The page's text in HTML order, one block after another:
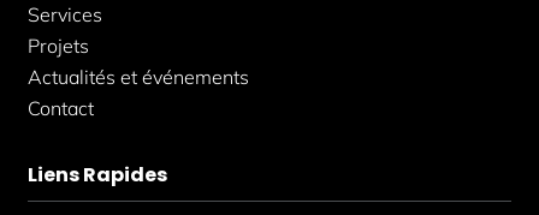
Services
Projets
Actualités et événements
Contact
Liens Rapides